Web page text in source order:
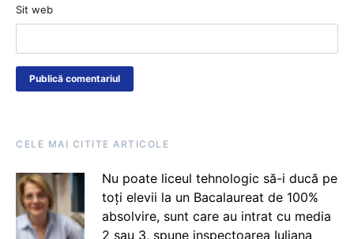
Sit web
CELE MAI CITITE ARTICOLE
Nu poate liceul tehnologic să-i ducă pe
toți elevii la un Bacalaureat de 100%
absolvire, sunt care au intrat cu media
2 sau 3, spune inspectoarea Iuliana